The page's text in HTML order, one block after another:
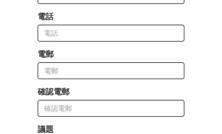
電話
電郵
確認電郵
議題